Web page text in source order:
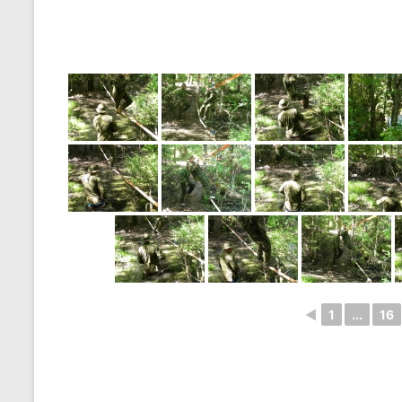
◄ 1 ... 16